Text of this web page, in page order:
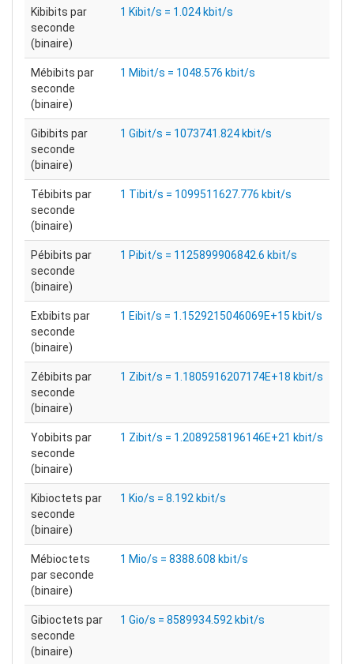
Kibibits par
seconde
(binaire)
1 Kibit/s = 1.024 kbit/s
Mébibits par
seconde
(binaire)
1 Mibit/s = 1048.576 kbit/s
Gibibits par
seconde
(binaire)
1 Gibit/s = 1073741.824 kbit/s
Tébibits par
seconde
(binaire)
1 Tibit/s = 1099511627.776 kbit/s
Pébibits par
seconde
(binaire)
1 Pibit/s = 1125899906842.6 kbit/s
Exbibits par
seconde
(binaire)
1 Eibit/s = 1.1529215046069E+15 kbit/s
Zébibits par
seconde
(binaire)
1 Zibit/s = 1.1805916207174E+18 kbit/s
Yobibits par
seconde
(binaire)
1 Zibit/s = 1.2089258196146E+21 kbit/s
Kibioctets par
seconde
(binaire)
1 Kio/s = 8.192 kbit/s
Mébioctets
par seconde
(binaire)
1 Mio/s = 8388.608 kbit/s
Gibioctets par
seconde
(binaire)
1 Gio/s = 8589934.592 kbit/s